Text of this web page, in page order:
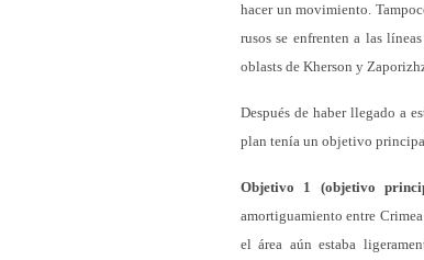
hacer un movimiento.
rusos se enfrenten a las
oblasts de Kherson y
Después de haber llegado a
plan tenía un objetivo
Objetivo 1 (objetivo
amortiguamiento entre
el área aún estaba